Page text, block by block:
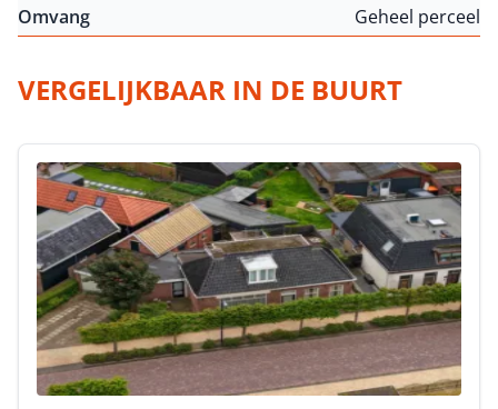
Omvang
Geheel perceel
VERGELIJKBAAR IN DE BUURT